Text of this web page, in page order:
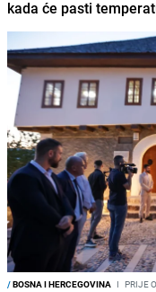
kada će pasti
/BOSNA I HERCEGOVINA I PRIJE